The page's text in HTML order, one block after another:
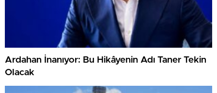
Ardahan İnanıyor: Bu Hikâyenin Adı Taner Tekin
Olacak